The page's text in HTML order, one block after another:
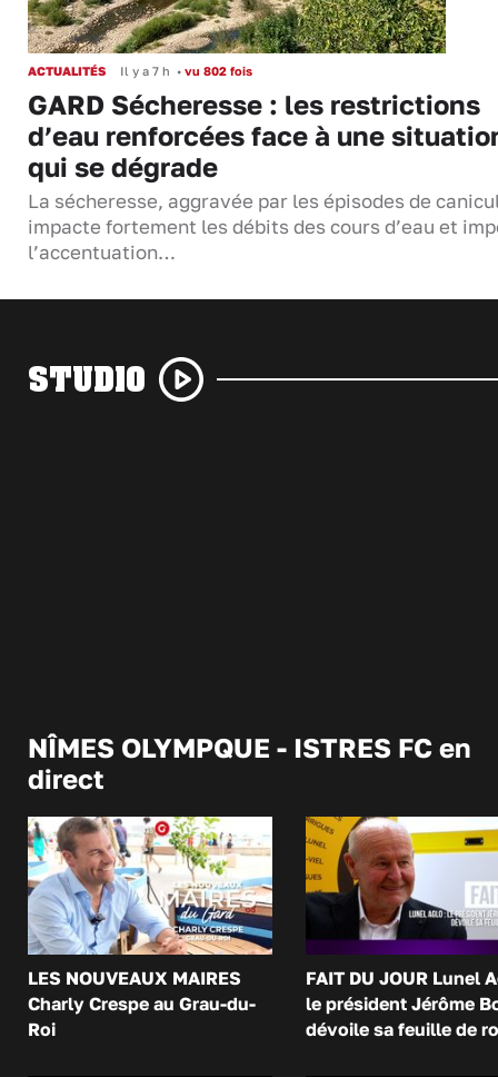
ACTUALITÉS Il y a 7 h • vu 802 fois
GARD Sécheresse : les restrictions
d’eau renforcées face à une
qui se dégrade
La sécheresse, aggravée par les épisodes de
impacte fortement les débits des cours d’eau et
l’accentuation…
STUDIO
NÎMES OLYMPQUE - ISTRES FC en
direct
LES NOUVEAUX MAIRES
Charly Crespe au Grau-du-
Roi
FAIT DU JOUR Lunel
le président Jérôme
dévoile sa feuille de